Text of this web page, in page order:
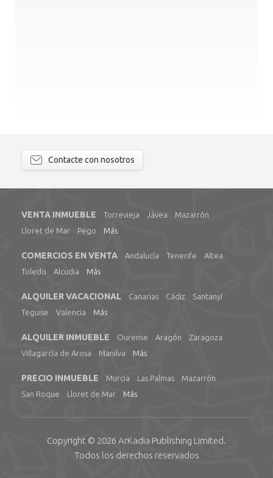
Contacte con nosotros
VENTA INMUEBLE Torrevieja Jávea
Mazarrón
Lloret de Mar
Pego Más
COMERCIOS EN VENTA Andalucía Tenerife
Altea
Toledo
Alcudia Más
ALQUILER VACACIONAL Canarias Cádiz
Santanyí
Teguise
Valencia Más
ALQUILER INMUEBLE Ourense Aragón
Zaragoza
Villagarcía de Arosa
Manilva Más
PRECIO INMUEBLE Murcia Las Palmas
Mazarrón
San Roque
Lloret de Mar Más
Copyright © 2026 ArKadia Publishing Limited.
Todos los derechos reservados